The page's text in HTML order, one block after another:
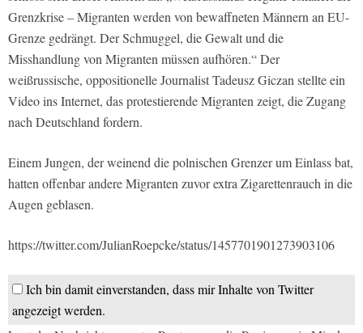
Grenzkrise – Migranten werden von bewaffneten Männern an EU-
Grenze gedrängt. Der Schmuggel, die Gewalt und die
Misshandlung von Migranten müssen aufhören.“ Der
weißrussische, oppositionelle Journalist Tadeusz Giczan stellte ein
Video ins Internet, das protestierende Migranten zeigt, die Zugang
nach Deutschland fordern.
Einem Jungen, der weinend die polnischen Grenzer um Einlass bat,
hatten offenbar andere Migranten zuvor extra Zigarettenrauch in die
Augen geblasen.
https://twitter.com/JulianRoepcke/status/1457701901273903106
Ich bin damit einverstanden, dass mir Inhalte von Twitter
angezeigt werden.